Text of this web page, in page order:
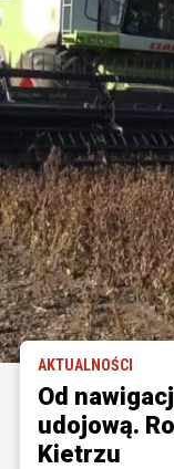
AKTUALNOŚCI
Od
udojową.
Kietrzu